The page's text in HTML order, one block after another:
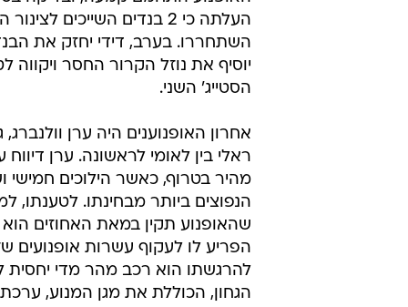
העלתה כי 2 בנדים השייכים
השתחררו. בערב, דידי יחזק את
יוסיף את נוזל הקרור החסר ויקווה
הסטייג' השני.
אחרון האופנוענים היה ערן
ראלי בין לאומי לראשונה. ערן דיווח
מהיר בטרוף, כאשר הילוכים חמישי
הנפוצים ביותר מבחינתו. לטענתו,
שהאופנוע תקין במאת האחוזים
הפריע לו לעקוף עשרות אופנועים
להרגשתו הוא רכב מהר מדי יחסית
הגחון, הכוללת את מגן המנוע,